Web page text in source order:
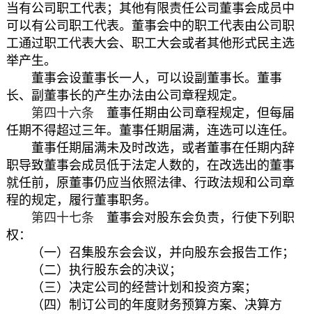
当有公司职工代表；其他有限责任公司董事会成员中
可以有公司职工代表。董事会中的职工代表由公司职
工通过职工代表大会、职工大会或者其他形式民主选
举产生。
董事会设董事长一人，可以设副董事长。董事
长、副董事长的产生办法由公司章程规定。
第四十六条 董事任期由公司章程规定，但每届
任期不得超过三年。董事任期届满，连选可以连任。
董事任期届满未及时改选，或者董事在任期内辞
职导致董事会成员低于法定人数的，在改选出的董事
就任前，原董事仍应当依照法律、行政法规和公司章
程的规定，履行董事职务。
第四十七条 董事会对股东会负责，行使下列职
权：
（一）召集股东会会议，并向股东会报告工作；
（二）执行股东会的决议；
（三）决定公司的经营计划和投资方案；
（四）制订公司的年度财务预算方案、决算方